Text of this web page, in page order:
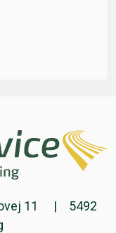
11
5492